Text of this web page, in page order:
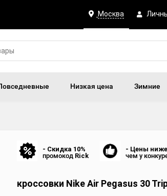
Москва
Низкая цена Зимние
- Скидка 10%
промокод Rick
- Цены
чем у
кроссовки Nike Air Pegasus 30